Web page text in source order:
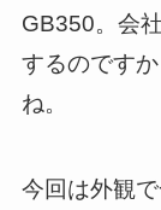
GB350。会
するのです
ね。
今回は外観